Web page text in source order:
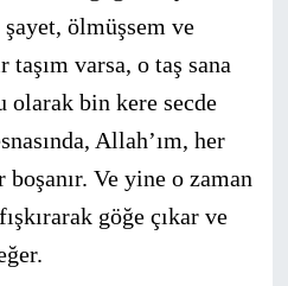
ölmüşsem ve
taşım varsa, o taş sana
olarak bin kere secde
Allah’ım, her
Ve yine o zaman
göğe çıkar ve